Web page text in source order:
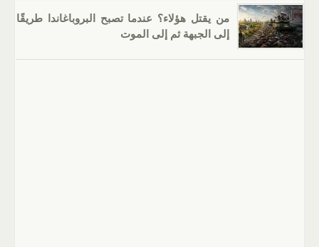
من يقتل هؤلاء؟ عندما تصبح البروباغاندا طريقًا
إلى الجبهة ثم إلى الموت